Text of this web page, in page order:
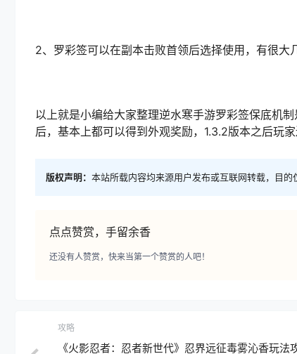
2、罗彩签可以在副本击败首领后选择使用，有很大
以上就是小编给大家整理逆水寒手游罗彩签保底机
后，基本上都可以得到外观奖励，1.3.2版本之后玩家
版权声明： 本站所载内容均来源用户发布或互联网转载，目的
点点赞赏，手留余香
还没有人赞赏，快来当第一个赞赏的人吧！
攻略
《火影忍者：忍者新世代》忍界远征毒雾沁香玩法